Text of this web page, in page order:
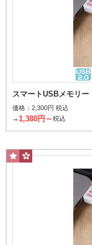
その他条件で探す
桜柄パッケージ
スマートUSBメモリー
価格： 2,300円 税込
→1,380円～税込